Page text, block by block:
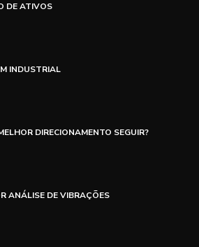
DE ATIVOS
INDUSTRIAL
DIRECIONAMENTO SEGUIR?
ANÁLISE DE VIBRAÇÕES